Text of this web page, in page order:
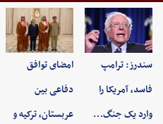
سندرز: ترامپ
فاسد، آمریکا را
وارد یک جنگ…
امضای توافق
دفاعی بین
عربستان، ترکیه و